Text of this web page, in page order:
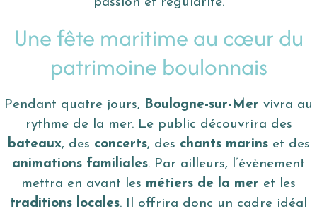
Une fête maritime au cœur du
patrimoine boulonnais
Pendant quatre jours, Boulogne-sur-Mer vivra au
rythme de la mer. Le public découvrira des
bateaux, des concerts, des chants marinset des
animations familiales. Par ailleurs, l’évènement
mettra en avant les métiers de la mer et les
traditions locales. Il offrira donc un cadre idéal